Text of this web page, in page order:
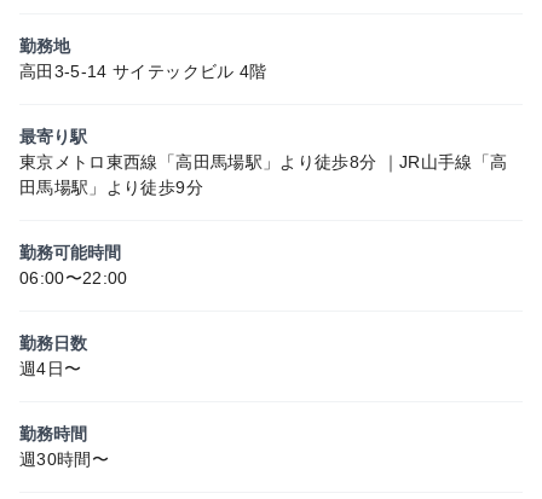
勤務地
高田3-5-14 サイテックビル 4階
最寄り駅
東京メトロ東西線「高田馬場駅」より徒歩8分 ｜JR山手線「高
田馬場駅」より徒歩9分
勤務可能時間
06:00〜22:00
勤務日数
週4日〜
勤務時間
週30時間〜